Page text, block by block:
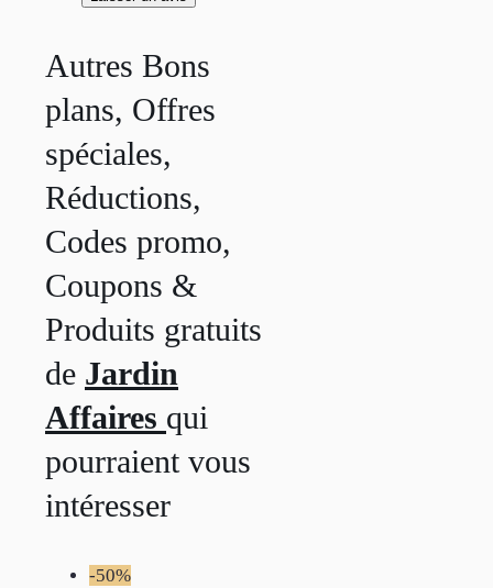
Autres Bons
plans, Offres
spéciales,
Réductions,
Codes promo,
Coupons &
Produits gratuits
de Jardin
Affaires qui
pourraient vous
intéresser
-50%